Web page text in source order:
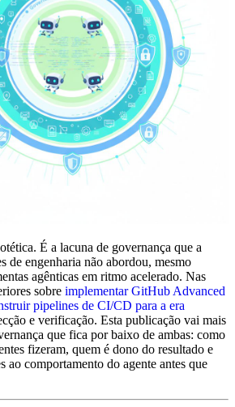
É a lacuna de governança que a
de engenharia não abordou, mesmo
agênticas em ritmo acelerado. Nas
sobre implementar GitHub Advanced
pipelines de CI/CD para a era
e verificação. Esta publicação vai mais
que fica por baixo de ambas: como
fizeram, quem é dono do resultado e
ao comportamento do agente antes que